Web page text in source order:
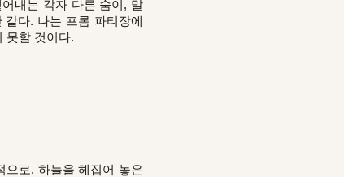
내는 각자 다른 숨이, 말
다. 나는 프롬 파티장에
못할 것이다.
으로, 하늘을 헤집어 놓은